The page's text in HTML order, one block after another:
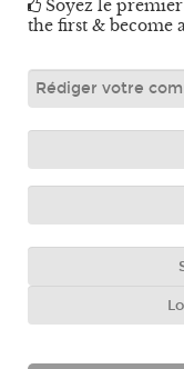
Soyez le premier
the first & become